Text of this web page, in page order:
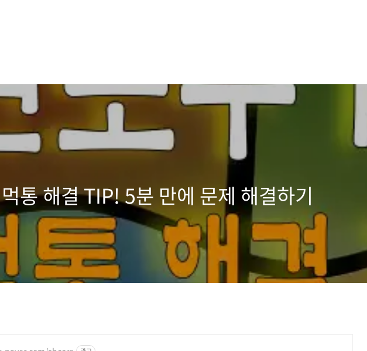
통 해결 TIP! 5분 만에 문제 해결하기